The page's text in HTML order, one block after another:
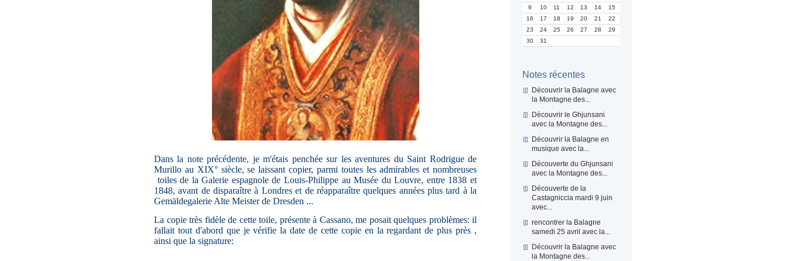
9
10 11 12 13 14
15
16
17 18 19 20 21
22
23
24 25 26 27 28
29
30
31
Notes récentes
Découvrir la Balagne avec
la Montagne des...
Découvrir le Ghjunsani
avec la Montagne des...
Découvrir la Balagne en
musique avec la...
Découverte du Ghjunsani
avec la Montagne des...
Découverte de la
Castagniccia mardi 9 juin
avec...
rencontrer la Balagne
samedi 25 avril avec la...
Découvrir la Balagne avec
la Montagne des...
Dans la note précédente, je m'étais penchée sur les aventures du Saint Rodrigue de
Murillo au XIX° siècle, se laissant copier, parmi toutes les admirables et nombreuses
toiles de la Galerie espagnole de Louis-Philippe au Musée du Louvre, entre 1838 et
1848, avant de disparaître à Londres et de réapparaître quelques années plus tard à la
Gemäldegalerie Alte Meister de Dresden ...
La copie très fidèle de cette toile, présente à Cassano, me posait quelques problèmes: il
fallait tout d'abord que je vérifie la date de cette copie en la regardant de plus près ,
ainsi que la signature: